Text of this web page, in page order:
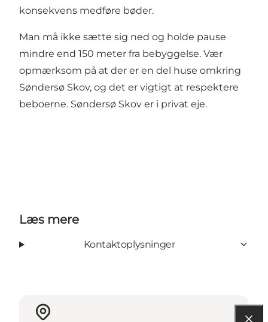
konsekvens medføre bøder.
Man må ikke sætte sig ned og holde pause
mindre end 150 meter fra bebyggelse. Vær
opmærksom på at der er en del huse omkring
Søndersø Skov, og det er vigtigt at respektere
beboerne. Søndersø Skov er i privat eje.
Læs mere
Kontaktoplysninger